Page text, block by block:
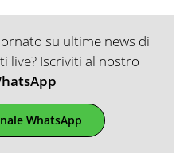
su ultime news di
live? Iscriviti al nostro
WhatsApp